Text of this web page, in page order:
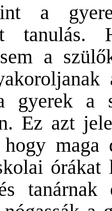
a
tanulás.
a
a
Ez azt
hogy
órákat